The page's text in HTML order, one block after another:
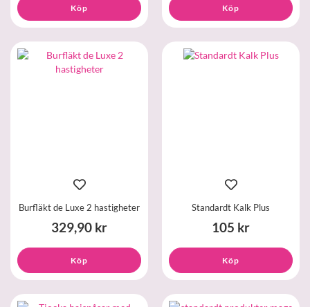
Köp Köp
Burfläkt de Luxe 2 hastigheter
329,90 kr
Köp
Standardt Kalk Plus
105 kr
Köp